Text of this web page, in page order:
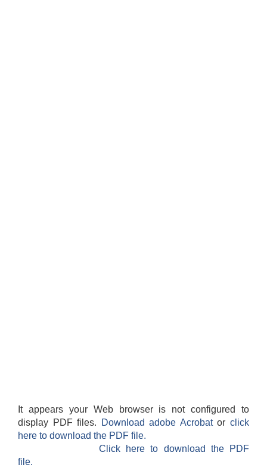
It appears your Web browser is not configured to
display PDF files.
Download adobe Acrobatorclick
here to download the PDF file.
Click here to download the PDF
file.